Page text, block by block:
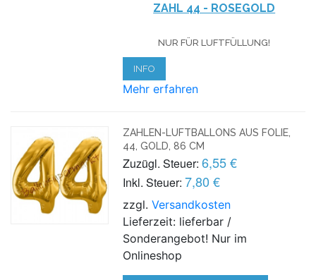
ZAHL 44 - ROSEGOLD
NUR FÜR LUFTFÜLLUNG!
INFO
Mehr erfahren
ZAHLEN-LUFTBALLONS AUS FOLIE,
44, GOLD, 86 CM
Zuzügl. Steuer: 6,55 €
Inkl. Steuer: 7,80 €
zzgl.Versandkosten
Lieferzeit: lieferbar /
Sonderangebot! Nur im
Onlineshop